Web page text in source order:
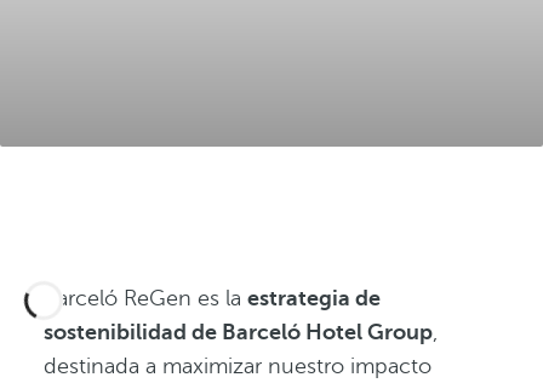
Barceló ReGen es la estrategia de
sostenibilidad de Barceló Hotel Group,
destinada a maximizar nuestro impacto